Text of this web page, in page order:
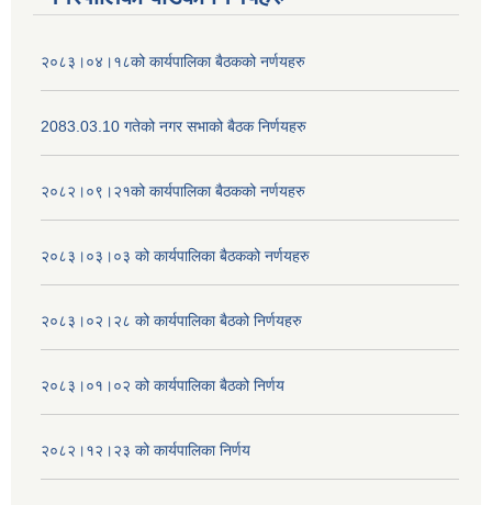
२०८३।०४।१८को कार्यपालिका बैठकको नर्णयहरु
2083.03.10 गतेको नगर सभाको बैठक निर्णयहरु
२०८२।०९।२१को कार्यपालिका बैठकको नर्णयहरु
२०८३।०३।०३ को कार्यपालिका बैठकको नर्णयहरु
२०८३।०२।२८ को कार्यपालिका बैठको निर्णयहरु
२०८३।०१।०२ को कार्यपालिका बैठको निर्णय
२०८२।१२।२३ को कार्यपालिका निर्णय